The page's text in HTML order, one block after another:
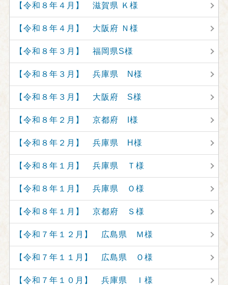
【令和８年４月】 滋賀県 Ｋ様
【令和８年４月】 大阪府 Ｎ様
【令和８年３月】 福岡県S様
【令和８年３月】 兵庫県 N様
【令和８年３月】 大阪府 S様
【令和８年２月】 京都府 I様
【令和８年２月】 兵庫県 H様
【令和８年１月】 兵庫県 Ｔ様
【令和８年１月】 兵庫県 Ｏ様
【令和８年１月】 京都府 Ｓ様
【令和７年１２月】 広島県 Ｍ様
【令和７年１１月】 広島県 Ｏ様
【令和７年１０月】 兵庫県 Ｉ様